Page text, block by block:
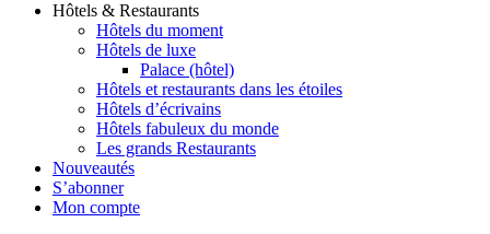
Hôtels & Restaurants
Hôtels du moment
Hôtels de luxe
Palace (hôtel)
Hôtels et restaurants dans les étoiles
Hôtels d’écrivains
Hôtels fabuleux du monde
Les grands Restaurants
Nouveautés
S’abonner
Mon compte